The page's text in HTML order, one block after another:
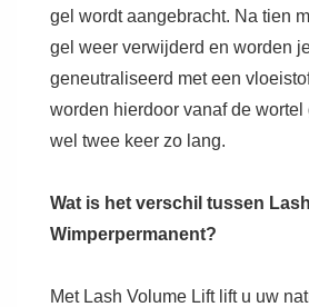
gel wordt aangebracht. Na tien
gel weer verwijderd en worden
geneutraliseerd met een
worden hierdoor vanaf de
wel twee keer zo lang.
Wat is het verschil tussen
Wimperpermanent?
Met Lash Volume Lift lift u uw